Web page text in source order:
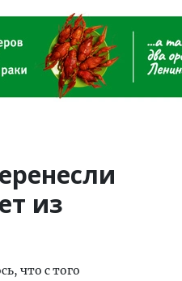
из
что с того